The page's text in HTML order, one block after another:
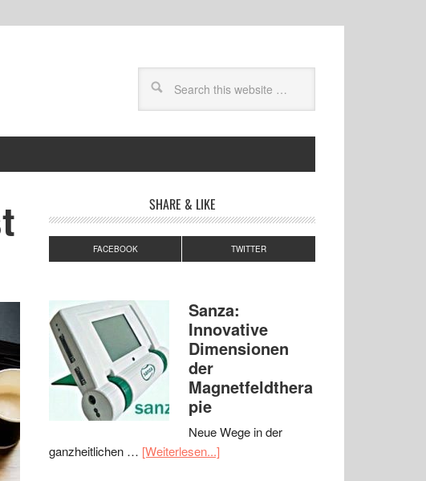
SHARE & LIKE
FACEBOOK TWITTER
Sanza:
Innovative
Dimensionen
der
Magnetfeldthera
pie
Neue Wege in der
ganzheitlichen … [Weiterlesen...]